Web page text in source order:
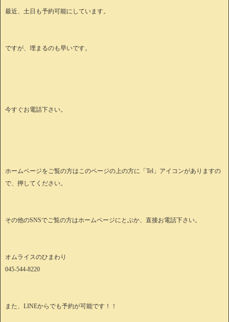
最近、土日も予約可能にしています。
ですが、埋まるのも早いです。
今すぐお電話下さい。
ホームページをご覧の方はこのページの上の方に「Tel」アイコンがありますの
で、押してください。
その他のSNSでご覧の方はホームページにとぶか、直接お電話下さい。
オムライスのひまわり
045-544-8220
また、LINEからでも予約が可能です！！